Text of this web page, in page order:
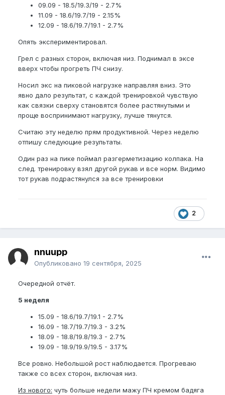
09.09 - 18.5/19.3/19 - 2.7%
11.09 - 18.6/19.7/19 - 2.15%
12.09 - 18.6/19.7/19.1 - 2.7%
Опять экспериментировал.
Грел с разных сторон, включая низ. Поднимал в эксе
вверх чтобы прогреть ПЧ снизу.
Носил экс на пиковой нагрузке направляя вниз. Это
явно дало результат, с каждой тренировкой чувствую
как связки сверху становятся более растянутыми и
проще воспринимают нагрузку, лучше тянутся.
Считаю эту неделю прям продуктивной. Через неделю
отпишу следующие результаты.
Один раз на пике поймал разгерметизацию колпака. На
след. тренировку взял другой рукав и все норм. Видимо
тот рукав подрастянулся за все тренировки
2
nnuupp
Опубликовано 19 сентября, 2025
Очередной отчёт.
5 неделя
15.09 - 18.6/19.7/19.1 - 2.7%
16.09 - 18.7/19.7/19.3 - 3.2%
18.09 - 18.8/19.8/19.3 - 2.7%
19.09 - 18.9/19.9/19.5 - 3.17%
Все ровно. Небольшой рост наблюдается. Прогреваю
также со всех сторон, включая низ.
Из нового: чуть больше недели мажу ПЧ кремом бадяга